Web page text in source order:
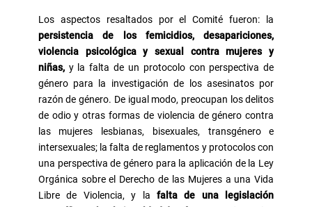
Los aspectos resaltados por el Comité fueron: la
persistencia de los femicidios, desapariciones,
violencia psicológica y sexual contra mujeres y
niñas,y la falta de un protocolo con perspectiva de
género para la investigación de los asesinatos por
razón de género. De igual modo, preocupan los delitos
de odio y otras formas de violencia de género contra
las mujeres lesbianas, bisexuales, transgénero e
intersexuales; la falta de reglamentos y protocolos con
una perspectiva de género para la aplicación de la Ley
Orgánica sobre el Derecho de las Mujeres a una Vida
Libre de Violencia, y la falta de una legislación